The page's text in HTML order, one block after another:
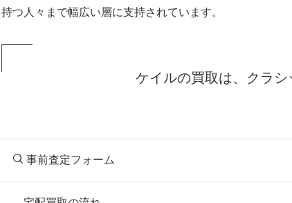
持つ人々まで幅広い層に支持されています。
ケイルの買取は、クラシ
事前査定フォーム